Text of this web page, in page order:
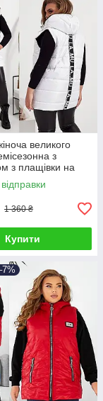
по всій
великого
з
з плащівки на
58
1 360 ₴
Купити